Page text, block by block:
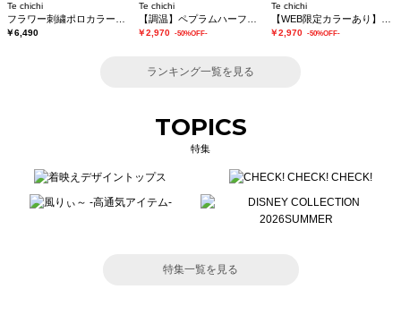
Te chichi
￥6,490
Te chichi
￥2,970 -50%OFF-
Te chichi
￥2,970 -50%OFF-
ランキング一覧を見る
TOPICS
特集
特集一覧を見る